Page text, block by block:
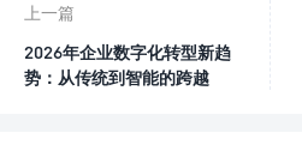
上一篇
2026年企业数字化转型新趋
势：从传统到智能的跨越